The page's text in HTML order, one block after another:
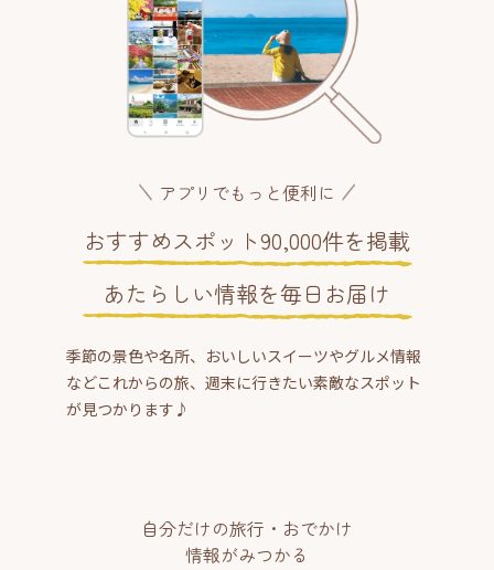
アプリでもっと便利に
おすすめスポット90,000件を掲載
あたらしい情報を毎日お届け
季節の景色や名所、おいしいスイーツやグルメ情報
などこれからの旅、週末に行きたい素敵なスポット
が見つかります♪
自分だけの旅行・おでかけ
情報がみつかる